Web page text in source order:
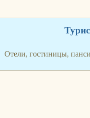
Отели, гостиницы,